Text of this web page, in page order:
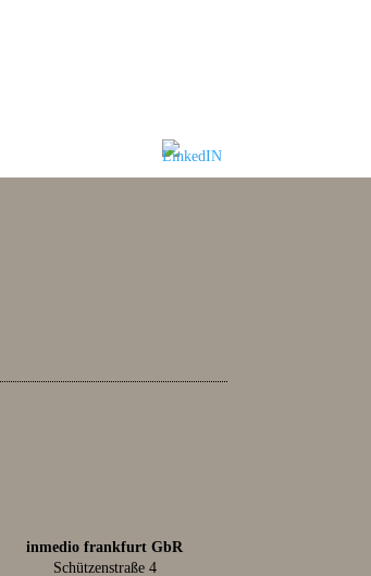
inmedio frankfurt GbR
Schützenstraße 4